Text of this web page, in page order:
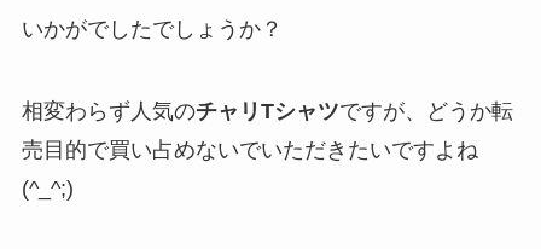
いかがでしたでしょうか？
相変わらず人気のチャリTシャツですが、どうか転
売目的で買い占めないでいただきたいですよね
(^_^;)